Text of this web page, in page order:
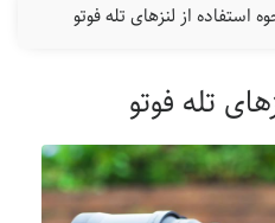
استفاده از لنزهای تله فوتو
تله فوتو